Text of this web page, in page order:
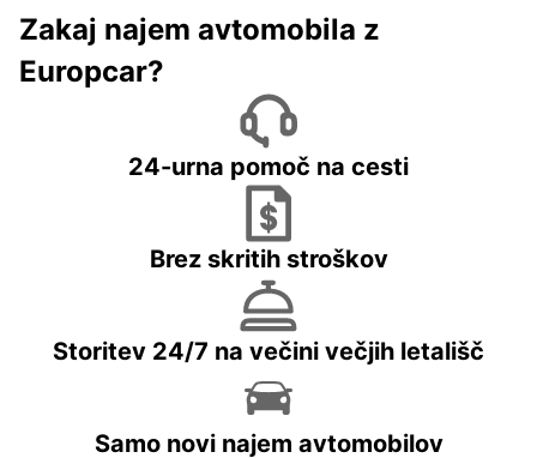
Zakaj najem avtomobila z
Europcar?
24-urna pomoč na cesti
Brez skritih stroškov
Storitev 24/7 na večini večjih letališč
Samo novi najem avtomobilov